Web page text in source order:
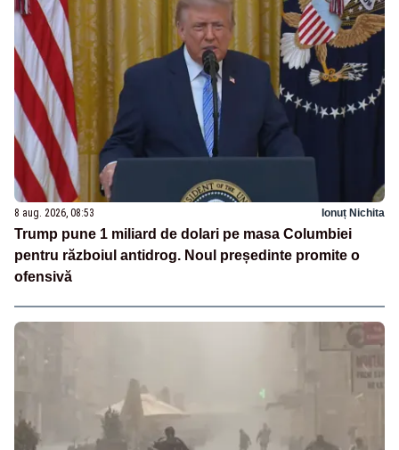
8 aug. 2026, 08:53 Ionuț Nichita
Trump pune 1 miliard de dolari pe masa Columbiei
pentru războiul antidrog. Noul președinte promite o
ofensivă